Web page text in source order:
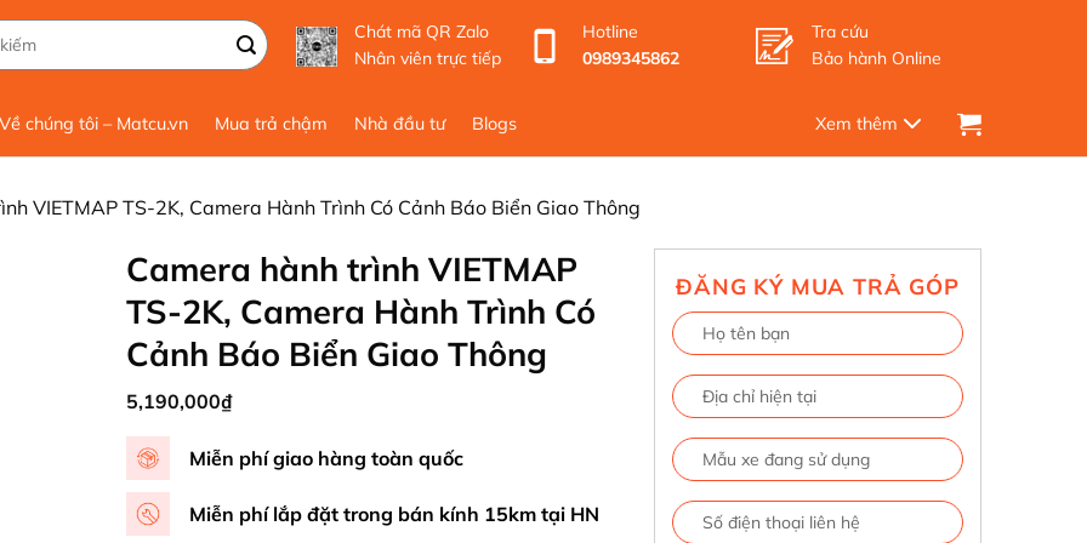
Chát mã QR Zalo
Nhân viên trực tiếp
Hotline
0989345862
Tra cứu
Bảo hành Online
Về chúng tôi – Matcu.vn Mua trả chậm Nhà đầu tư Blogs
VIETMAP TS-2K, Camera Hành Trình Có Cảnh Báo Biển Giao Thông
Camera hành trình VIETMAP
TS-2K, Camera Hành Trình Có
Cảnh Báo Biển Giao Thông
5,190,000₫
Miễn phí giao hàng toàn quốc
Miễn phí lắp đặt trong bán kính 15km tại HN
ĐĂNG KÝ MUA TRẢ GÓP